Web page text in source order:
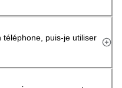
puis-je utiliser